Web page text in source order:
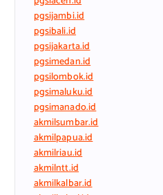
pgsijambi.id
pgsibali.id
pgsijakarta.id
pgsimedan.id
pgsilombok.id
pgsimaluku.id
pgsimanado.id
akmilsumbar.id
akmilpapua.id
akmilriau.id
akmilntt.id
akmilkalbar.id